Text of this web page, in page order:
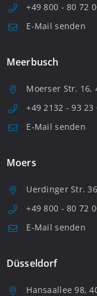
+49 800 - 80 72
E-Mail senden
Meerbusch
Moerser Str. 16,
+49 2132 - 93 23
E-Mail senden
Moers
Uerdinger Str.
+49 800 - 80 72
E-Mail senden
Düsseldorf
Hansaallee 98,